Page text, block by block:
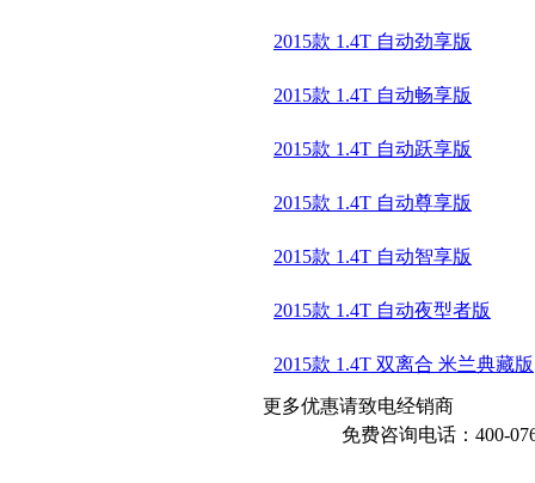
2015款 1.4T 自动劲享版
2015款 1.4T 自动畅享版
2015款 1.4T 自动跃享版
2015款 1.4T 自动尊享版
2015款 1.4T 自动智享版
2015款 1.4T 自动夜型者版
2015款 1.4T 双离合 米兰典藏版
更多优惠请致电经销商
免费咨询电话：400-